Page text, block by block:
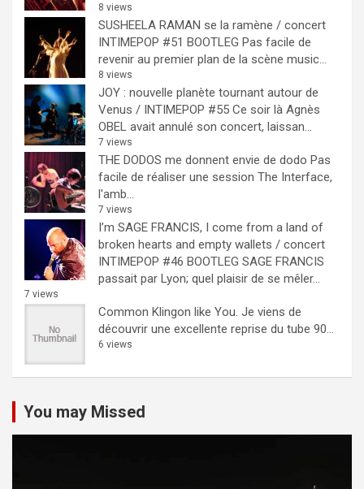
8 views
SUSHEELA RAMAN se la ramène / concert
INTIMEPOP #51 BOOTLEG Pas facile de
revenir au premier plan de la scène music...
8 views
JOY : nouvelle planète tournant autour de
Venus / INTIMEPOP #55 Ce soir là Agnès
OBEL avait annulé son concert, laissan...
7 views
THE DODOS me donnent envie de dodo Pas
facile de réaliser une session The Interface,
l'amb...
7 views
I’m SAGE FRANCIS, I come from a land of
broken hearts and empty wallets / concert
INTIMEPOP #46 BOOTLEG SAGE FRANCIS
passait par Lyon; quel plaisir de se mêler...
7 views
Common Klingon like You. Je viens de
découvrir une excellente reprise du tube 90...
6 views
You may Missed